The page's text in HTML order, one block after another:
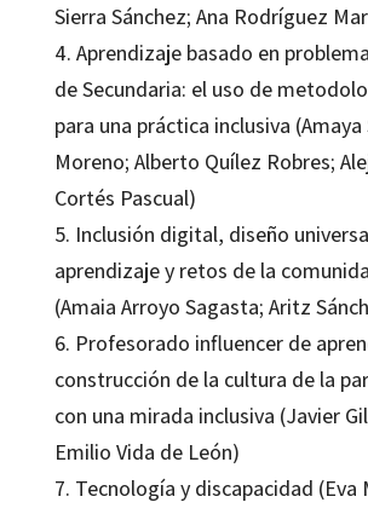
Sierra Sánchez; Ana Rodríguez
4. Aprendizaje basado en
de Secundaria: el uso de
para una práctica inclusiva
Moreno; Alberto Quílez Robres;
Cortés Pascual)
5. Inclusión digital, diseño
aprendizaje y retos de la
(Amaia Arroyo Sagasta; Aritz
6. Profesorado influencer de
construcción de la cultura de la
con una mirada inclusiva (Javier
Emilio Vida de León)
7. Tecnología y discapacidad (Eva